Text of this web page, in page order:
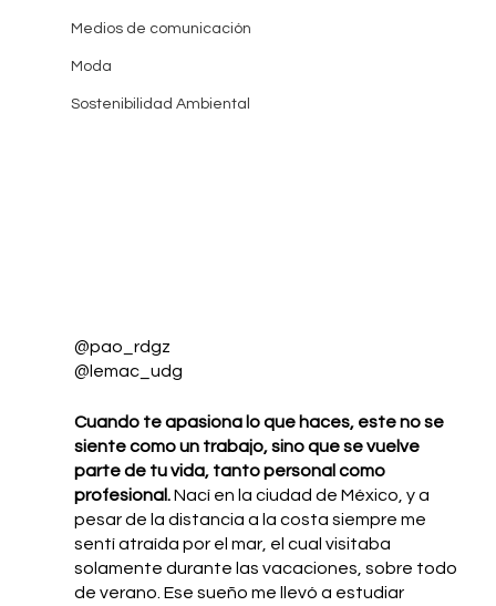
Medios de comunicación
Moda
Sostenibilidad Ambiental
@pao_rdgz
@lemac_udg
Cuando te apasiona lo que haces, este no se
siente como un trabajo, sino que se vuelve
parte de tu vida, tanto personal como
profesional. Nací en la ciudad de México, y a
pesar de la distancia a la costa siempre me
sentí atraída por el mar, el cual visitaba
solamente durante las vacaciones, sobre todo
de verano. Ese sueño me llevó a estudiar